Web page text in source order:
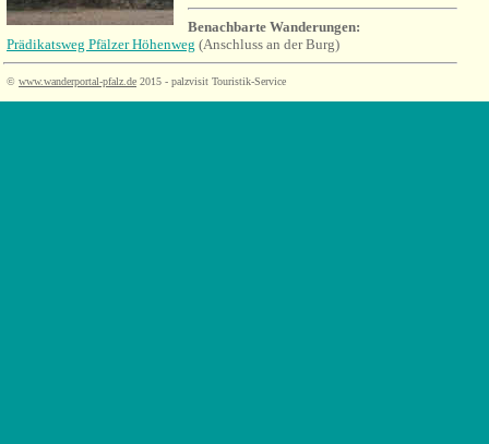
Benachbarte Wanderungen:
Prädikatsweg Pfälzer Höhenweg (Anschluss an der Burg)
© www.wanderportal-pfalz.de 2015 - palzvisit Touristik-Service